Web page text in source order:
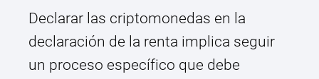
Declarar las criptomonedas en la
declaración de la renta implica seguir
un proceso específico que debe